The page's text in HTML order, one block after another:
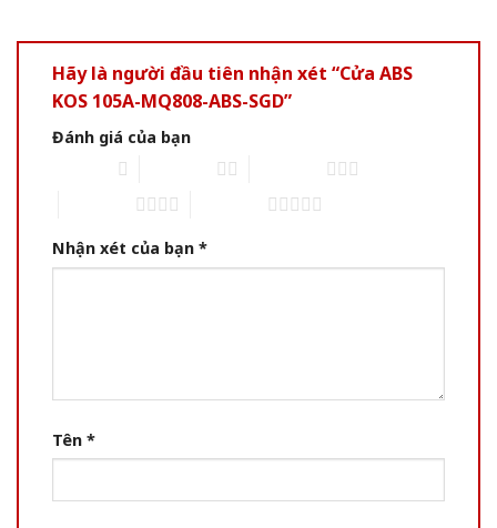
Hãy là người đầu tiên nhận xét “Cửa ABS
KOS 105A-MQ808-ABS-SGD”
Đánh giá của bạn
Nhận xét của bạn *
Tên *